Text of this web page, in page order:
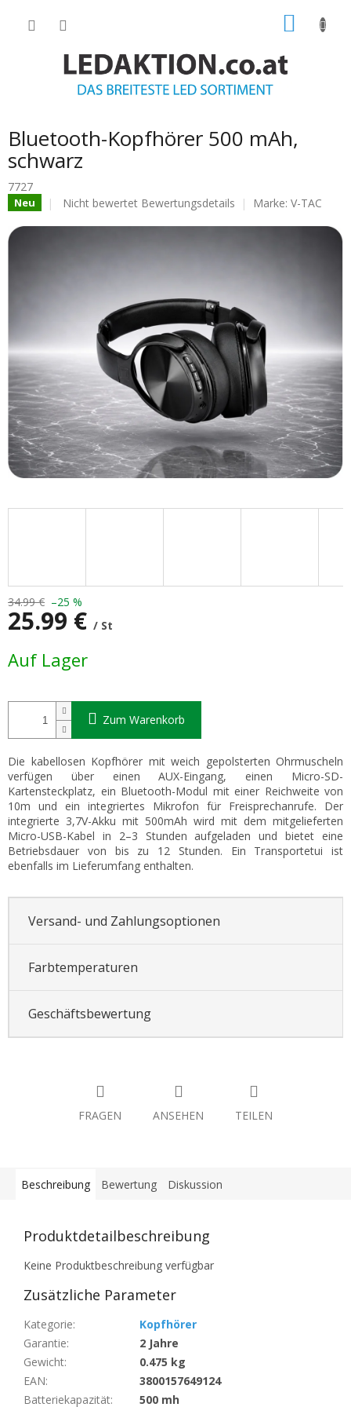
Bluetooth-Kopfhörer 500 mAh,
schwarz
7727
Neu
Die
Nicht bewertet Bewertungsdetails Marke: V-TAC
34.99 € –25 %
25.99 € / St
Auf Lager
Zum Warenkorb
Die kabellosen Kopfhörer mit weich gepolsterten Ohrmuscheln
verfügen über einen AUX-Eingang, einen Micro-SD-
Kartensteckplatz, ein Bluetooth-Modul mit einer Reichweite von
10m und ein integriertes Mikrofon für Freisprechanrufe. Der
integrierte 3,7V-Akku mit 500mAh wird mit dem mitgelieferten
Micro-USB-Kabel in 2–3 Stunden aufgeladen und bietet eine
Betriebsdauer von bis zu 12 Stunden. Ein Transportetui ist
ebenfalls im Lieferumfang enthalten.
Versand- und Zahlungsoptionen
Farbtemperaturen
Geschäftsbewertung
FRAGEN ANSEHEN TEILEN
Beschreibung Bewertung Diskussion
Produktdetailbeschreibung
Keine Produktbeschreibung verfügbar
Zusätzliche Parameter
Kategorie:
Kopfhörer
Garantie:
2 Jahre
Gewicht:
0.475 kg
EAN:
3800157649124
Batteriekapazität: 500 mh